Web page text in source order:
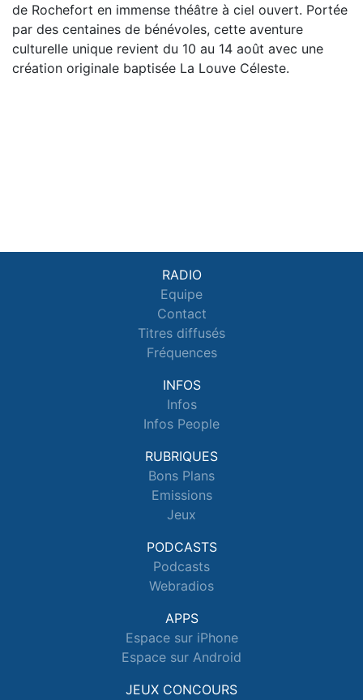
de Rochefort en immense théâtre à ciel ouvert. Portée
par des centaines de bénévoles, cette aventure
culturelle unique revient du 10 au 14 août avec une
création originale baptisée La Louve Céleste.
RADIO
Equipe
Contact
Titres diffusés
Fréquences
INFOS
Infos
Infos People
RUBRIQUES
Bons Plans
Emissions
Jeux
PODCASTS
Podcasts
Webradios
APPS
Espace sur iPhone
Espace sur Android
JEUX CONCOURS